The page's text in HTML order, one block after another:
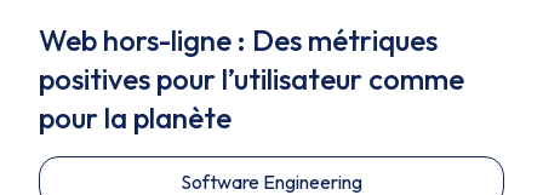
Web hors-ligne : Des métriques
positives pour l’utilisateur comme
pour la planète
Software Engineering